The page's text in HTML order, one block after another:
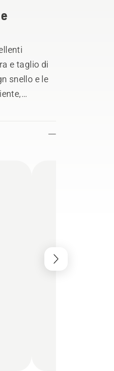
e taglio di
snello e le